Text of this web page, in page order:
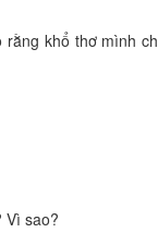
khổ thơ mình
Vì sao?